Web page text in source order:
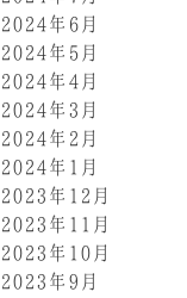
2024年6月
2024年5月
2024年4月
2024年3月
2024年2月
2024年1月
2023年12月
2023年11月
2023年10月
2023年9月